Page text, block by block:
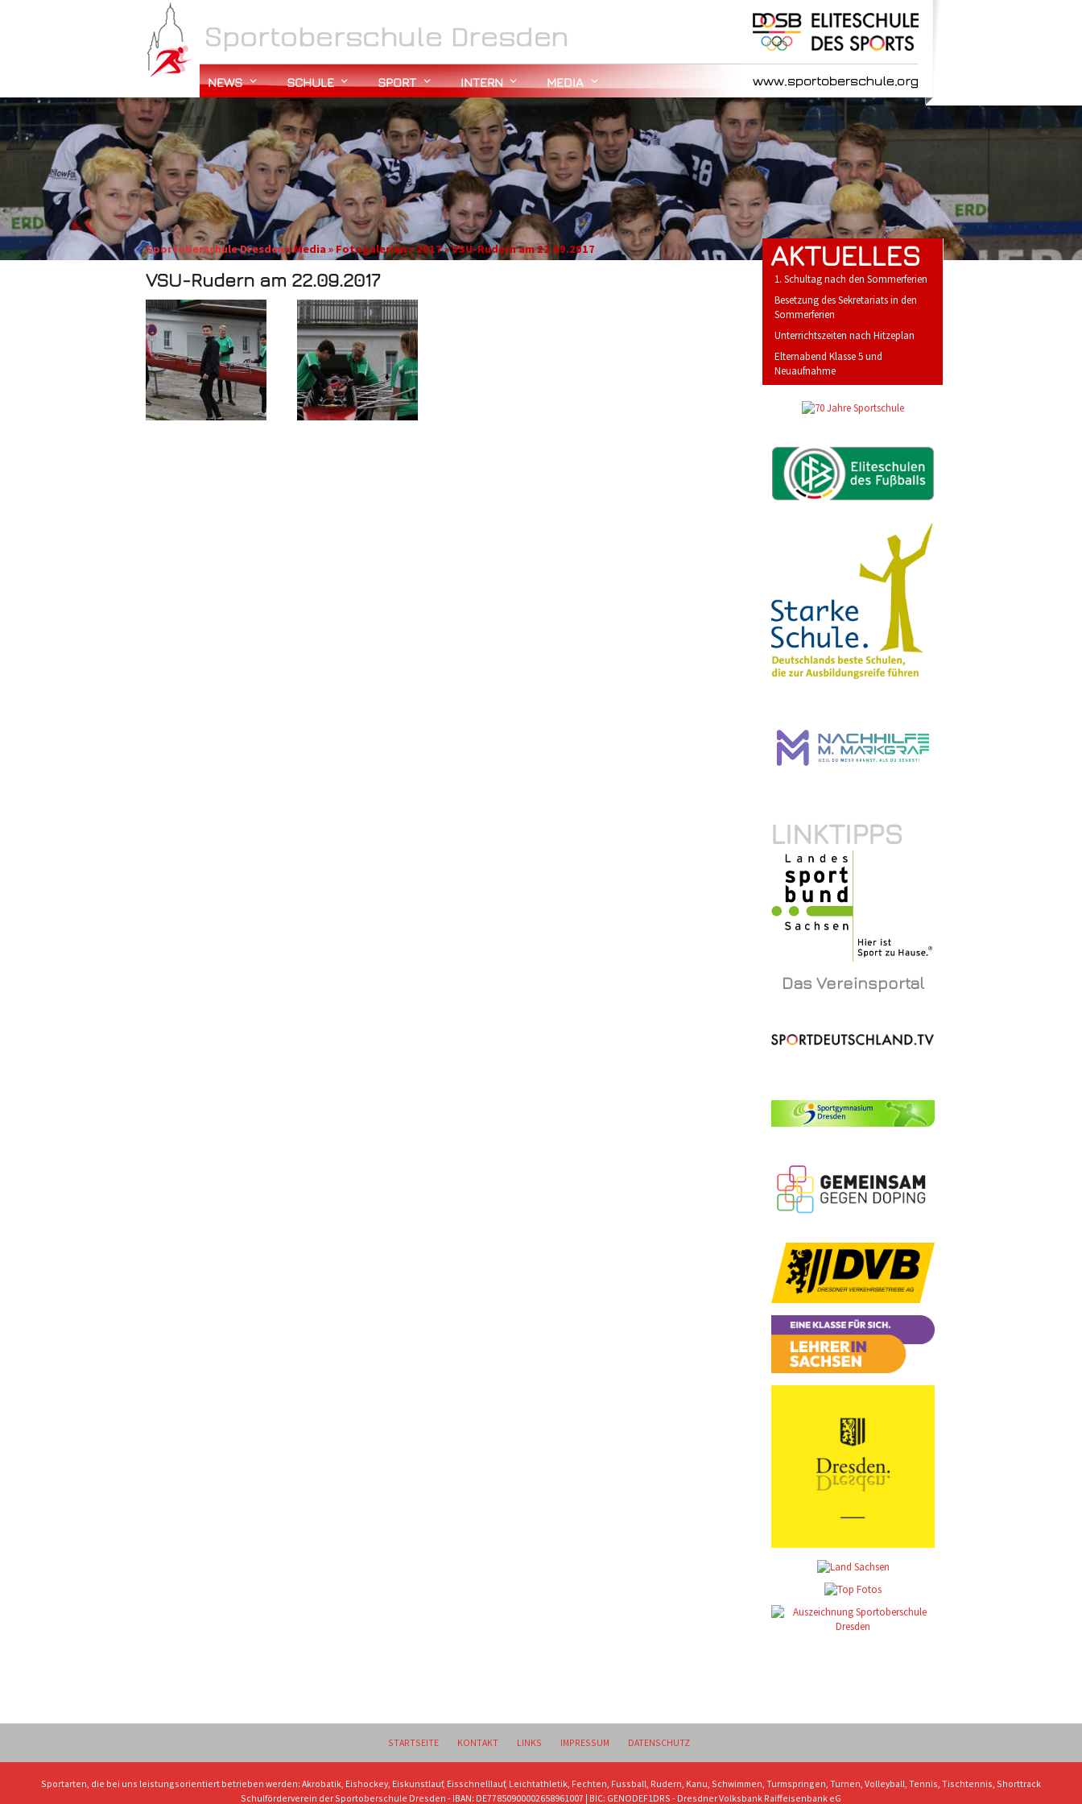
NEWS SCHULE SPORT INTERN MEDIA
Sportoberschule Dresden» Media » Fotogalerien » 2017 » VSU-Rudern am 22.09.2017
VSU-Rudern am 22.09.2017
AKTUELLES
1. Schultag nach den Sommerferien
Besetzung des Sekretariats in den
Sommerferien
Unterrichtszeiten nach Hitzeplan
Elternabend Klasse 5 und
Neuaufnahme
LINKTIPPS
Das Vereinsportal
STARTSEITE KONTAKT LINKS IMPRESSUM DATENSCHUTZ
Sportarten, die bei uns leistungsorientiert betrieben werden: Akrobatik, Eishockey, Eiskunstlauf, Eisschnelllauf, Leichtathletik, Fechten, Fussball, Rudern, Kanu, Schwimmen, Turmspringen, Turnen, Volleyball, Tennis, Tischtennis, Shorttrack
Schulförderverein der Sportoberschule Dresden - IBAN: DE77850900002658961007 | BIC: GENODEF1DRS - Dresdner Volksbank Raiffeisenbank eG